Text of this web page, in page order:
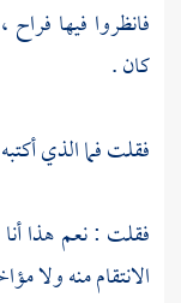
فانظروا فيها
كان .
فقلت فما الذي
فقلت : نعم هذا
الانتقام منه ولا